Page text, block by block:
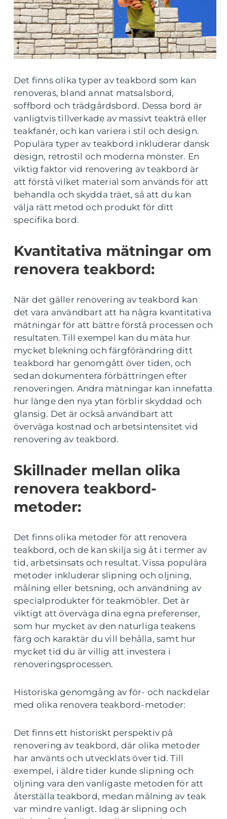
Det finns olika typer av teakbord som kan
renoveras, bland annat matsalsbord,
soffbord och trädgårdsbord. Dessa bord är
vanligtvis tillverkade av massivt teakträ eller
teakfanér, och kan variera i stil och design.
Populära typer av teakbord inkluderar dansk
design, retrostil och moderna mönster. En
viktig faktor vid renovering av teakbord är
att förstå vilket material som används för att
behandla och skydda träet, så att du kan
välja rätt metod och produkt för ditt
specifika bord.
Kvantitativa mätningar om
renovera teakbord:
När det gäller renovering av teakbord kan
det vara användbart att ha några kvantitativa
mätningar för att bättre förstå processen och
resultaten. Till exempel kan du mäta hur
mycket blekning och färgförändring ditt
teakbord har genomgått över tiden, och
sedan dokumentera förbättringen efter
renoveringen. Andra mätningar kan innefatta
hur länge den nya ytan förblir skyddad och
glansig. Det är också användbart att
överväga kostnad och arbetsintensitet vid
renovering av teakbord.
Skillnader mellan olika
renovera teakbord-
metoder:
Det finns olika metoder för att renovera
teakbord, och de kan skilja sig åt i termer av
tid, arbetsinsats och resultat. Vissa populära
metoder inkluderar slipning och oljning,
målning eller betsning, och användning av
specialprodukter för teakmöbler. Det är
viktigt att överväga dina egna preferenser,
som hur mycket av den naturliga teakens
färg och karaktär du vill behålla, samt hur
mycket tid du är villig att investera i
renoveringsprocessen.
Historiska genomgång av för- och nackdelar
med olika renovera teakbord-metoder:
Det finns ett historiskt perspektiv på
renovering av teakbord, där olika metoder
har använts och utvecklats över tid. Till
exempel, i äldre tider kunde slipning och
oljning vara den vanligaste metoden för att
återställa teakbord, medan målning av teak
var mindre vanligt. Idag är slipning och